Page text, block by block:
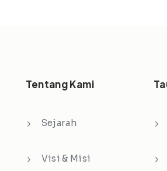
Tentang Kami
Sejarah
Visi & Misi